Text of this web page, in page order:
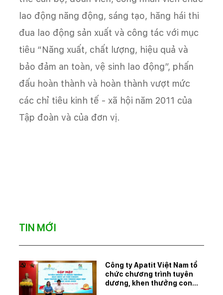
lao động năng động, sáng tạo, hăng hái thi
đua lao động sản xuất và công tác với mục
tiêu “Năng xuất, chất lượng, hiệu quả và
bảo đảm an toàn, vệ sinh lao động”, phấn
đấu hoàn thành và hoàn thành vượt mức
các chỉ tiêu kinh tế - xã hội năm 2011 của
Tập đoàn và của đơn vị.
TIN MỚI
Công ty Apatit Việt Nam tổ
chức chương trình tuyên
dương, khen thưởng con